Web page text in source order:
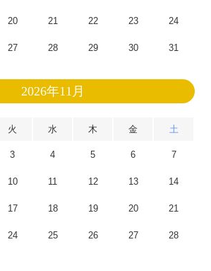
20 21 22 23 24
27 28 29 30 31
2026年11月
火 水 木 金 土
3 4 5 6 7
10 11 12 13 14
17 18 19 20 21
24 25 26 27 28